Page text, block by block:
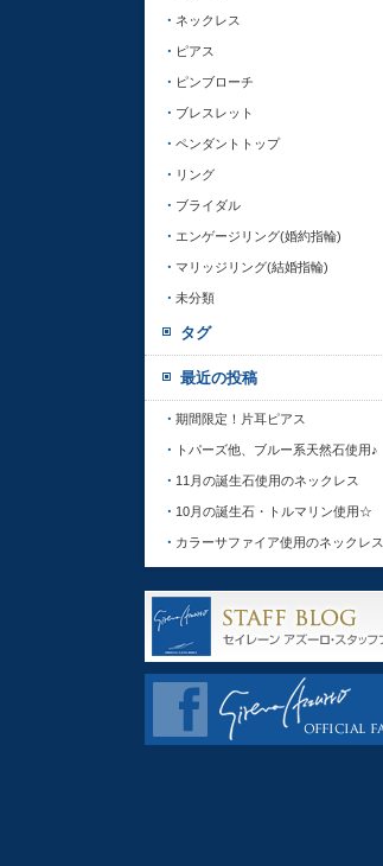
ネックレス
ピアス
ピンブローチ
ブレスレット
ペンダントトップ
リング
ブライダル
エンゲージリング(婚約指輪)
マリッジリング(結婚指輪)
未分類
タグ
最近の投稿
期間限定！片耳ピアス
トパーズ他、ブルー系天然石使用♪
11月の誕生石使用のネックレス
10月の誕生石・トルマリン使用☆
カラーサファイア使用のネックレス